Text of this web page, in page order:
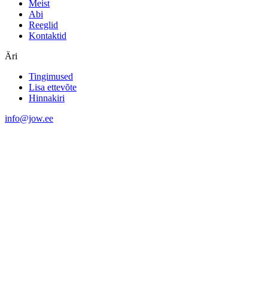
Meist
Abi
Reeglid
Kontaktid
Äri
Tingimused
Lisa ettevõte
Hinnakiri
info@jow.ee